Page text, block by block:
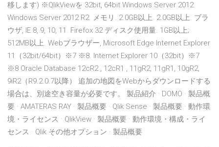
移します) ※QlikViewを 32bit, 64bit Windows Server 2012.
Windows Server 2012 R2. メモリ. 2.0GB以上. 2.0GB以上. ブラ
ウザ, IE 8, 9, 10, 11. Firefox 32 ディスク使用量. 1GB以上;
512MB以上. Webブラウザー, Microsoft Edge Internet Explorer
11（32bit/64bit）※7 ※8. Internet Explorer 10（32bit）※7
※8 Oracle Database 12cR2 , 12cR1 , 11gR2, 11gR1, 10gR2,
9iR2（R9.2.0.7以降） 追加の地図をWebからダウンロードする
場合は、別途空き容量が必要です。 製品紹介 · DOMO · 製品概
要 · AMATERAS RAY · 製品概要 · Qlik Sense · 製品概要 · 動作環
境・ライセンス · QlikView · 製品概要 · 動作環境・構成・ライ
センス · Qlik その他オプション · 製品概要